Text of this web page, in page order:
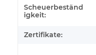
Scheuerbeständ
igkeit:
Zertifikate: